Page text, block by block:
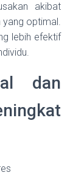
akibat
yang optimal.
lebih efektif
dan